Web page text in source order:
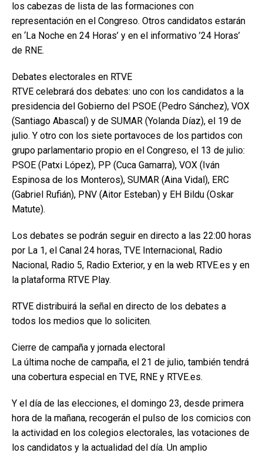
los cabezas de lista de las formaciones con
representación en el Congreso. Otros candidatos estarán
en ‘La Noche en 24 Horas’ y en el informativo ’24 Horas’
de RNE.
Debates electorales en RTVE
RTVE celebrará dos debates: uno con los candidatos a la
presidencia del Gobierno del PSOE (Pedro Sánchez), VOX
(Santiago Abascal) y de SUMAR (Yolanda Díaz), el 19 de
julio. Y otro con los siete portavoces de los partidos con
grupo parlamentario propio en el Congreso, el 13 de julio:
PSOE (Patxi López), PP (Cuca Gamarra), VOX (Iván
Espinosa de los Monteros), SUMAR (Aina Vidal), ERC
(Gabriel Rufián), PNV (Aitor Esteban) y EH Bildu (Oskar
Matute).
Los debates se podrán seguir en directo a las 22:00 horas
por La 1, el Canal 24 horas, TVE Internacional, Radio
Nacional, Radio 5, Radio Exterior, y en la web RTVE.es y en
la plataforma RTVE Play.
RTVE distribuirá la señal en directo de los debates a
todos los medios que lo soliciten.
Cierre de campaña y jornada electoral
La última noche de campaña, el 21 de julio, también tendrá
una cobertura especial en TVE, RNE y RTVE.es.
Y el día de las elecciones, el domingo 23, desde primera
hora de la mañana, recogerán el pulso de los comicios con
la actividad en los colegios electorales, las votaciones de
los candidatos y la actualidad del día. Un amplio